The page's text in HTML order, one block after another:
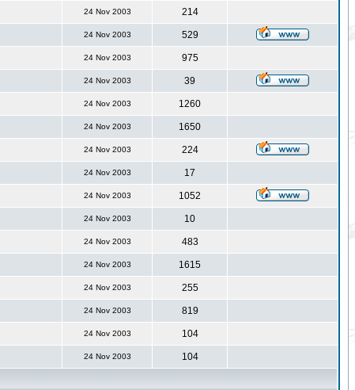
24 Nov 2003 214
24 Nov 2003 529
24 Nov 2003 975
24 Nov 2003 39
24 Nov 2003 1260
24 Nov 2003 1650
24 Nov 2003 224
24 Nov 2003 17
24 Nov 2003 1052
24 Nov 2003 10
24 Nov 2003 483
24 Nov 2003 1615
24 Nov 2003 255
24 Nov 2003 819
24 Nov 2003 104
24 Nov 2003 104